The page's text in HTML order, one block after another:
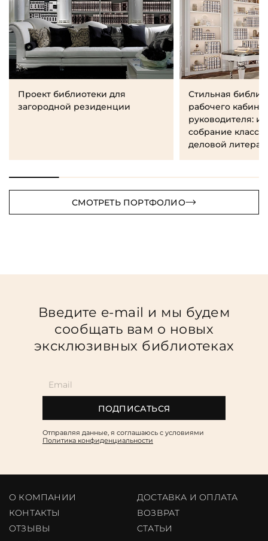
Проект библиотеки для
загородной резиденции
Стильная
рабочего
руководителя:
собрание
деловой
СМОТРЕТЬ ПОРТФОЛИО
Введите e-mail и мы будем
сообщать вам о новых
эксклюзивных библиотеках
ПОДПИСАТЬСЯ
Отправляя данные, я соглашаюсь c условиями
Политика конфиденциальности
О КОМПАНИИ
ДОСТАВКА И ОПЛАТА
КОНТАКТЫ
ВОЗВРАТ
ОТЗЫВЫ
CТАТЬИ